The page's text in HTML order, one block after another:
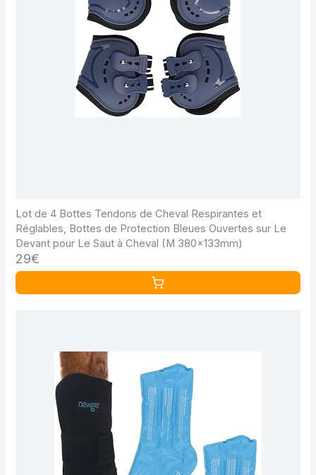
Lot de 4 Bottes Tendons de Cheval Respirantes et
Réglables, Bottes de Protection Bleues Ouvertes sur Le
Devant pour Le Saut à Cheval (M 380x133mm)
29€